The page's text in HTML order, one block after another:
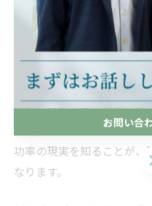
けては出会いのチャンスが
このような背景から、結
を利用する30代が増加し
域の特性を活かした婚活
値観を持つ人と出会うた
動向を正しく知ることが大
功率の現実を知ることが、
なります。
お問い合
お問い合